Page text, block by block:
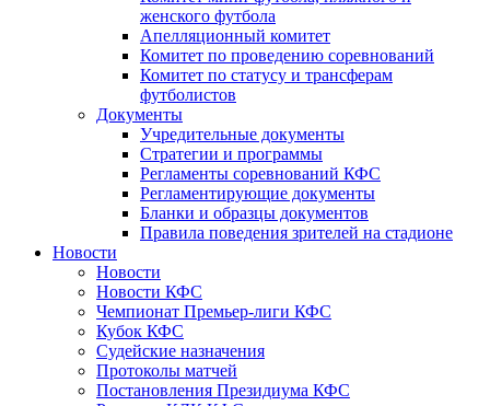
женского футбола
Апелляционный комитет
Комитет по проведению соревнований
Комитет по статусу и трансферам
футболистов
Документы
Учредительные документы
Стратегии и программы
Регламенты соревнований КФС
Регламентирующие документы
Бланки и образцы документов
Правила поведения зрителей на стадионе
Новости
Новости
Новости КФС
Чемпионат Премьер-лиги КФС
Кубок КФС
Судейские назначения
Протоколы матчей
Постановления Президиума КФС